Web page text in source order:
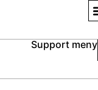
Support meny